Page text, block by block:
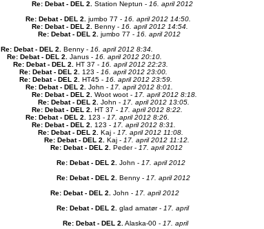
Re: Debat - DEL 2
Station Neptun - 16. april 2012
Re: Debat - DEL 2
jumbo 77 - 16. april 2012 14:50.
Re: Debat - DEL 2
Benny - 16. april 2012 14:54.
Re: Debat - DEL 2
jumbo 77 - 16. april 2012
Re: Debat - DEL 2
Benny - 16. april 2012 8:34.
Re: Debat - DEL 2
Janus - 16. april 2012 20:10.
Re: Debat - DEL 2
HT 37 - 16. april 2012 22:23.
Re: Debat - DEL 2
123 - 16. april 2012 23:00.
Re: Debat - DEL 2
HT45 - 16. april 2012 23:59.
Re: Debat - DEL 2
John - 17. april 2012 8:01.
Re: Debat - DEL 2
Woot woot - 17. april 2012 8:18.
Re: Debat - DEL 2
John - 17. april 2012 13:05.
Re: Debat - DEL 2
HT 37 - 17. april 2012 8:22.
Re: Debat - DEL 2
123 - 17. april 2012 8:26.
Re: Debat - DEL 2
123 - 17. april 2012 8:31.
Re: Debat - DEL 2
Kaj - 17. april 2012 11:08.
Re: Debat - DEL 2
Kaj - 17. april 2012 11:12.
Re: Debat - DEL 2
Peder - 17. april 2012
Re: Debat - DEL 2
John - 17. april 2012
Re: Debat - DEL 2
Benny - 17. april 2012
Re: Debat - DEL 2
John - 17. april 2012
Re: Debat - DEL 2
glad amatør - 17. april
Re: Debat - DEL 2 Alaska-00 - 17. april